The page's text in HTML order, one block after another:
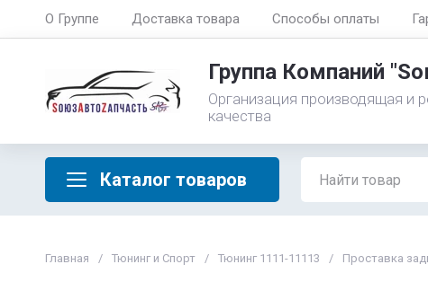
О Группе Доставка товара Способы оплаты
Группа Компаний
Организация производящая и
качества
Каталог товаров
Главная / Тюнинг и Спорт / Тюнинг 1111-11113 / Проставка